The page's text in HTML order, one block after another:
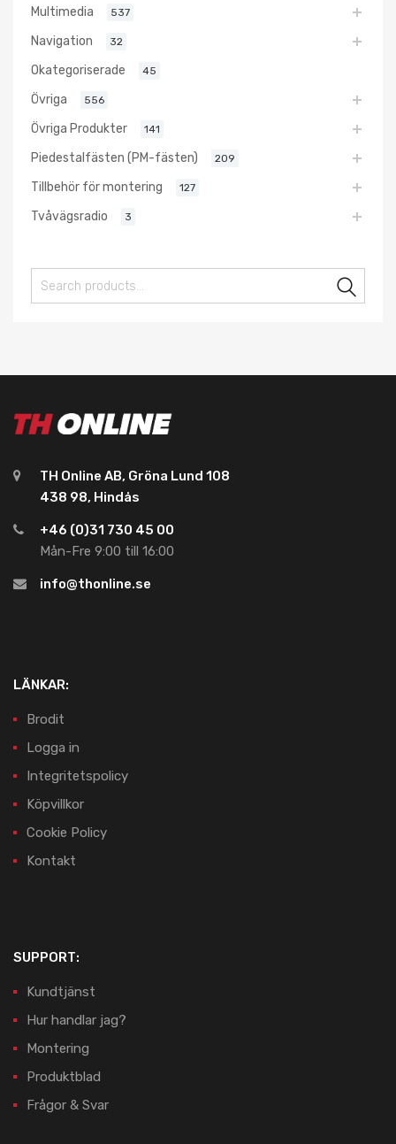
Multimedia 537
Navigation 32
Okategoriserade 45
Övriga 556
Övriga Produkter 141
Piedestalfästen (PM-fästen) 209
Tillbehör för montering 127
Tvåvägsradio 3
TH Online AB, Gröna Lund 108
438 98, Hindås
+46 (0)31 730 45 00
Mån-Fre 9:00 till 16:00
info@thonline.se
LÄNKAR:
Brodit
Logga in
Integritetspolicy
Köpvillkor
Cookie Policy
Kontakt
SUPPORT:
Kundtjänst
Hur handlar jag?
Montering
Produktblad
Frågor & Svar